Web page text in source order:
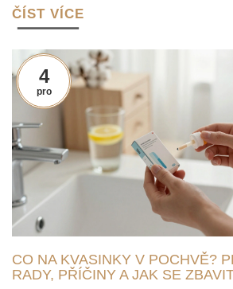
ČÍST VÍCE
4
pro
CO NA KVASINKY V POCHVĚ?
RADY, PŘÍČINY A JAK SE